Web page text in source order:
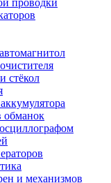
проводки
стёкол
обманок
и механизмов